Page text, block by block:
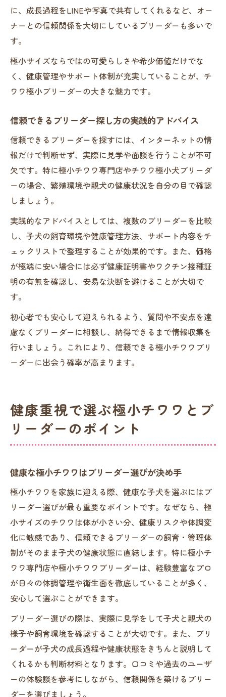
に、成長過程をLINEや写真で共有してくれるなど、オー
ナーとの信頼関係を大切にしているブリーダーも多いで
す。
極小サイズならではの可愛らしさや希少価値だけでな
く、健康管理やサポート体制が充実していることが、チ
ワワ極小ブリーダーの大きな魅力です。
信頼できるブリーダー探し方の実践的アドバイス
信頼できるブリーダーを探すには、インターネットの情
報だけで判断せず、実際に見学や面談を行うことが不可
欠です。特に極小チワワ専門店やチワワ極小犬ブリーダ
ーの場合、繁殖環境や親犬の健康状況を自分の目で確認
しましょう。
実践的なアドバイスとしては、複数のブリーダーを比較
し、子犬の飼育環境や健康管理方法、サポート内容をチ
ェックリストで整理することが効果的です。また、価格
が極端に安い場合には必ず健康証明書やワクチン接種証
明の有無を確認し、安易な決断を避けることが大切で
す。
初心者でも安心して迎えられるよう、質問や不安点を遠
慮なくブリーダーに相談し、納得できるまで情報収集を
行いましょう。これにより、信頼できる極小チワワブリ
ーダーに出会う確率が高まります。
健康重視で選ぶ極小チワワとブ
リーダーのポイント
健康な極小チワワはブリーダー選びが決め手
極小チワワを家族に迎える際、健康な子犬を選ぶにはブ
リーダー選びが最も重要なポイントです。なぜなら、極
小サイズのチワワは体が小さい分、健康リスクや体調変
化に敏感であり、信頼できるブリーダーの飼育・管理体
制がそのまま子犬の健康状態に直結します。特に極小チ
ワワ専門店や極小チワワブリーダーは、経験豊富なプロ
が日々の体調管理や衛生面を徹底していることが多く、
安心して選ぶことができます。
ブリーダー選びの際は、実際に見学をして子犬と親犬の
様子や飼育環境を確認することが大切です。また、ブリ
ーダーが子犬の成長過程や健康状態をきちんと説明して
くれるかも判断材料となります。口コミや過去のユーザ
ーの体験談を参考にしながら、信頼関係を築けるブリー
ダーを選びましょう。